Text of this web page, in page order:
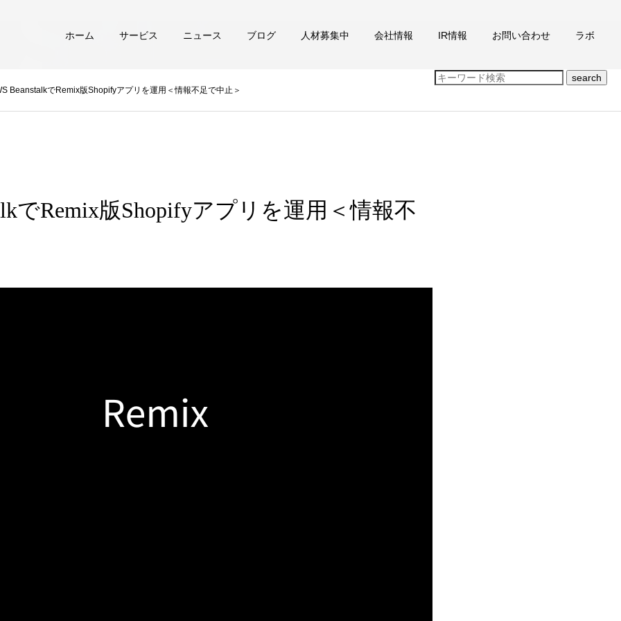
ホーム サービス ニュース ブログ 人材募集中 会社情報 IR情報 お問い合わせ ラボ
search
BeanstalkでRemix版Shopifyアプリを運用＜情報不足で中止＞
でRemix版Shopifyアプリを運用＜情報不